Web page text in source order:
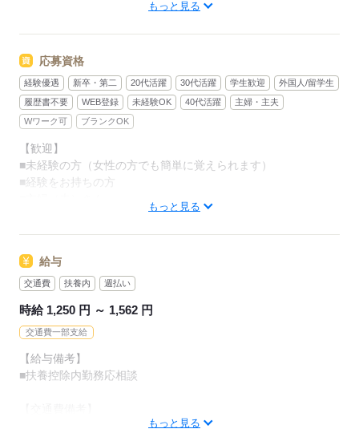
インシュロックを使用して配線をまとめたりと、様々なお仕事
があります。
検査は、主に、ビスの本数や動作確認をお願いします。
す。
18歳～50代まで幅広く活躍しています！！
検査経験ある方歓迎します！！
分からないところは気軽に聞けちゃいますので、
ブランクある方も安心してスタートすることが出来ますよ。
この機会にぜひチャレンジしてみませんか？
もっと見る
応募資格
経験優遇 新卒・第二 20代活躍 30代活躍 学生歓迎
外国人/留学生
履歴書不要
WEB登録 未経験OK 40代活躍
主婦・主夫
Wワーク可
ブランクOK
【歓迎】
■未経験の方（女性の方でも簡単に覚えられます）
■経験をお持ちの方
■外国籍の方（日本語ネイティブレベル）
もっと見る
給与
交通費 扶養内 週払い
時給 1,250 円 ～ 1,562 円
交通費一部支給
【給与備考】
■扶養控除内勤務応相談
ご自宅から職場まで（社内規定により計算）
もっと見る